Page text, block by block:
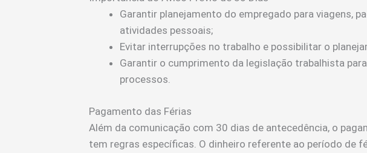
Garantir planejamento do empregado para viagens,
atividades pessoais;
Evitar interrupções no trabalho e possibilitar o
Garantir o cumprimento da legislação trabalhista
processos.
Pagamento das Férias
Além da comunicação com 30 dias de antecedência, o
tem regras específicas. O dinheiro referente ao período de